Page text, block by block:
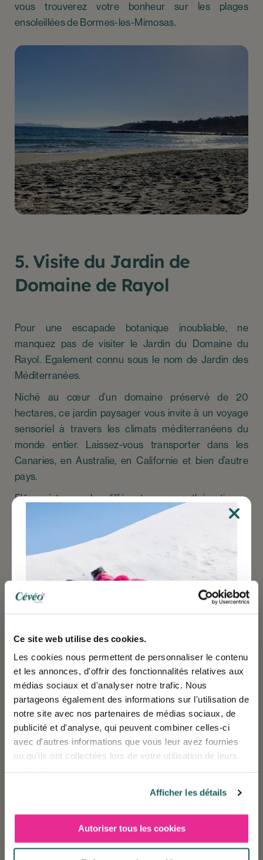
Ce site web utilise des cookies.
Les cookies nous permettent de personnaliser le contenu
et les annonces, d'offrir des fonctionnalités relatives aux
médias sociaux et d'analyser notre trafic. Nous
partageons également des informations sur l'utilisation de
notre site avec nos partenaires de médias sociaux, de
publicité et d'analyse, qui peuvent combiner celles-ci
avec d'autres informations que vous leur avez fournies
ou qu'ils ont collectées lors de votre utilisation de leurs
Afficher les détails
Autoriser tous les cookies
pour la saison Hiver 2027
vous trouverez votre bonheur sur les plages
ensoleillées de Bormes-les-Mimosas.
5. Visite du Jardin de
Domaine de Rayol
Pour une escapade botanique inoubliable, ne
manquez pas de visiter le Jardin du Domaine du
Rayol. Egalement connu sous le nom de Jardin des
Méditerranées.
Niché au cœur d’un domaine préservé de 20
hectares, ce jardin paysager vous invite à un voyage
sensoriel à travers les climats méditerranéens du
monde entier. Laissez-vous transporter dans les
Canaries, en Australie, en Californie et bien d’autre
pays.
Flânez à travers les différents espaces thématiques,
des jardins exotiques aux paysages arides. Laissez-
vous émerveiller par la diversité et la beauté de la flore
méditerranéenne. Des visites guidées sont
organisées quotidiennement pour vous permettre de
découvrir tous les secrets de ce jardin d’exception.
Embarquez pour une croisière vers les Îles d’Or, un
archipel paradisiaque situé au large de la côte varoise.
Porquerolles, la plus grande île de l’archipel, séduit les
visiteurs par ses plages de sable fin et ses sentiers de
randonnée. Vous y découvrirez des spots
paradisiaques où mer et terre ne font plus qu’un.
nature règne en maître. Elle offre des paysages sous-
Enfin, l’île du Levant est un véritable havre e paix pour
les amateurs de naturisme.